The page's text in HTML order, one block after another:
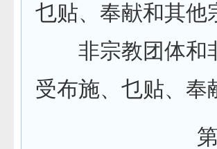
乜贴、奉献和其他
非宗教团体和非
受布施、乜贴、奉
第